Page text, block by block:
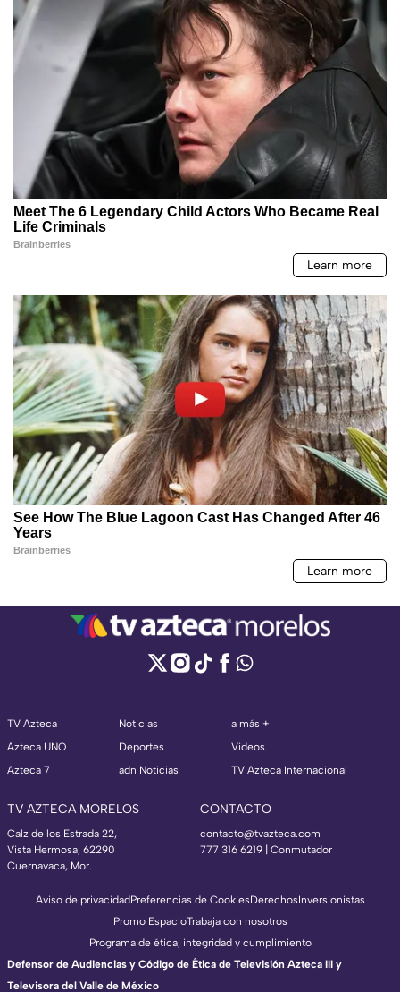
TV Azteca
Azteca UNO
Azteca 7
Noticias
Deportes
adn Noticias
a más +
Videos
TV Azteca Internacional
TV AZTECA MORELOS
Calz de los Estrada 22,
Vista Hermosa, 62290
Cuernavaca, Mor.
CONTACTO
contacto@tvazteca.com
777 316 6219 | Conmutador
Aviso de privacidadPreferencias de CookiesDerechosInversionistas
Promo EspacioTrabaja con nosotros
Programa de ética, integridad y cumplimiento
Defensor de Audiencias y Código de Ética de Televisión Azteca III y
Televisora del Valle de México